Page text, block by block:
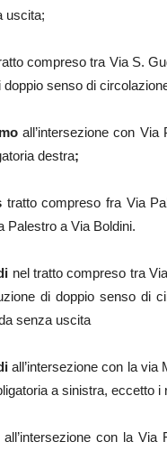
uscita;
compreso tra Via S.
doppio senso di
all’intersezione con
destra;
tratto compreso fra Via
Palestro a Via Boldini.
nel tratto compreso tra
di doppio senso di
senza uscita
all’intersezione con la
a sinistra, eccetto
all’intersezione con la Via